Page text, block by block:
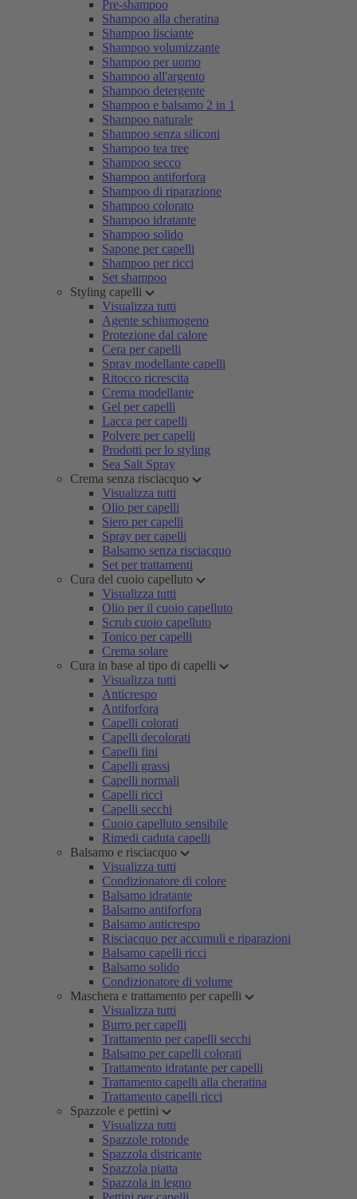
Pre-shampoo
Shampoo alla cheratina
Shampoo lisciante
Shampoo volumizzante
Shampoo per uomo
Shampoo all'argento
Shampoo detergente
Shampoo e balsamo 2 in 1
Shampoo naturale
Shampoo senza siliconi
Shampoo tea tree
Shampoo secco
Shampoo antiforfora
Shampoo di riparazione
Shampoo colorato
Shampoo idratante
Shampoo solido
Sapone per capelli
Shampoo per ricci
Set shampoo
Styling capelli
Visualizza tutti
Agente schiumogeno
Protezione dal calore
Cera per capelli
Spray modellante capelli
Ritocco ricrescita
Crema modellante
Gel per capelli
Lacca per capelli
Polvere per capelli
Prodotti per lo styling
Sea Salt Spray
Crema senza risciacquo
Visualizza tutti
Olio per capelli
Siero per capelli
Spray per capelli
Balsamo senza risciacquo
Set per trattamenti
Cura del cuoio capelluto
Visualizza tutti
Olio per il cuoio capelluto
Scrub cuoio capelluto
Tonico per capelli
Crema solare
Cura in base al tipo di capelli
Visualizza tutti
Anticrespo
Antiforfora
Capelli colorati
Capelli decolorati
Capelli fini
Capelli grassi
Capelli normali
Capelli ricci
Capelli secchi
Cuoio capelluto sensibile
Rimedi caduta capelli
Balsamo e risciacquo
Visualizza tutti
Condizionatore di colore
Balsamo idratante
Balsamo antiforfora
Balsamo anticrespo
Risciacquo per accumuli e riparazioni
Balsamo capelli ricci
Balsamo solido
Condizionatore di volume
Maschera e trattamento per capelli
Visualizza tutti
Burro per capelli
Trattamento per capelli secchi
Balsamo per capelli colorati
Trattamento idratante per capelli
Trattamento capelli alla cheratina
Trattamento capelli ricci
Spazzole e pettini
Visualizza tutti
Spazzole rotonde
Spazzola districante
Spazzola piatta
Spazzola in legno